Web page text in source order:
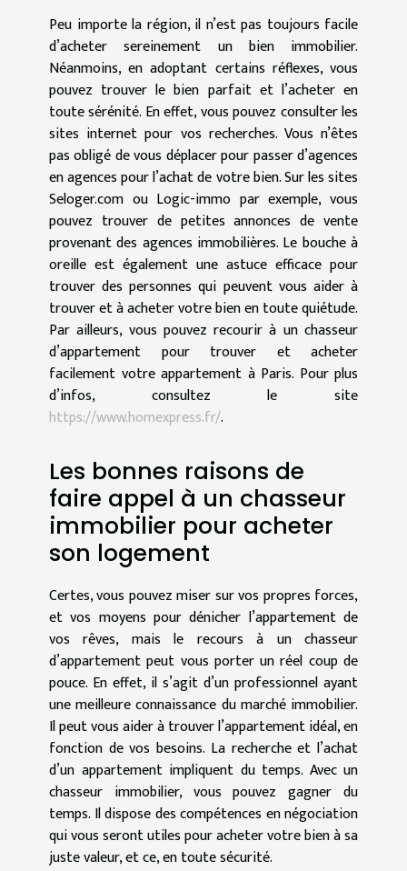
Peu importe la région, il n’est pas toujours facile
d’acheter sereinement un bien immobilier.
Néanmoins, en adoptant certains réflexes, vous
pouvez trouver le bien parfait et l’acheter en
toute sérénité. En effet, vous pouvez consulter les
sites internet pour vos recherches. Vous n’êtes
pas obligé de vous déplacer pour passer d’agences
en agences pour l’achat de votre bien. Sur les sites
Seloger.com ou Logic-immo par exemple, vous
pouvez trouver de petites annonces de vente
provenant des agences immobilières. Le bouche à
oreille est également une astuce efficace pour
trouver des personnes qui peuvent vous aider à
trouver et à acheter votre bien en toute quiétude.
Par ailleurs, vous pouvez recourir à un chasseur
d’appartement pour trouver et acheter
facilement votre appartement à Paris. Pour plus
d’infos, consultez le site
https://www.homexpress.fr/.
Les bonnes raisons de
faire appel à un chasseur
immobilier pour acheter
son logement
Certes, vous pouvez miser sur vos propres forces,
et vos moyens pour dénicher l’appartement de
vos rêves, mais le recours à un chasseur
d’appartement peut vous porter un réel coup de
pouce. En effet, il s’agit d’un professionnel ayant
une meilleure connaissance du marché immobilier.
Il peut vous aider à trouver l’appartement idéal, en
fonction de vos besoins. La recherche et l’achat
d’un appartement impliquent du temps. Avec un
chasseur immobilier, vous pouvez gagner du
temps. Il dispose des compétences en négociation
qui vous seront utiles pour acheter votre bien à sa
juste valeur, et ce, en toute sécurité.